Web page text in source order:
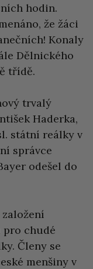
hodin.
že žáci
Konaly
Dělnického
třídě.
trvalý
Haderka,
státní reálky v
správce
odešel do
pro chudé
Členy se
menšiny v